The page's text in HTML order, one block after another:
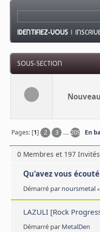
IDENTIFIEZ-VOUS |
SOUS-SECTION
Pages: [1] 2 3 ...209 En
0 Membres et 197
Qu'avez vous
Démarré par noursmetal «
LAZULI [Rock
Démarré par MetalDen